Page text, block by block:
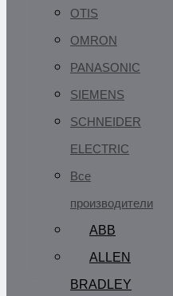
OTIS
OMRON
PANASONIC
SIEMENS
SCHNEIDER
ELECTRIC
Все
производители
ABB
ALLEN
BRADLEY